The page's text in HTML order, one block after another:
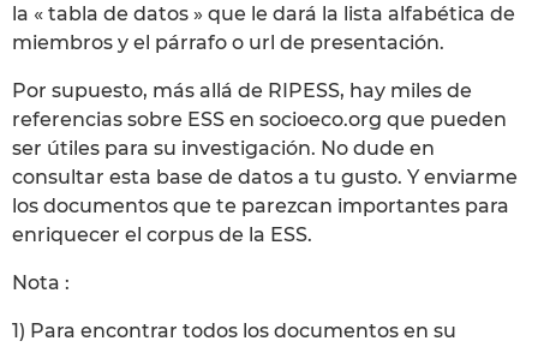
la « tabla de datos » que le dará la lista alfabética de
miembros y el párrafo o url de presentación.
Por supuesto, más allá de RIPESS, hay miles de
referencias sobre ESS en socioeco.org que pueden
ser útiles para su investigación. No dude en
consultar esta base de datos a tu gusto. Y enviarme
los documentos que te parezcan importantes para
enriquecer el corpus de la ESS.
Nota :
1) Para encontrar todos los documentos en su